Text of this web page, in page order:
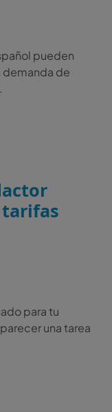
pueden
demanda de
para tu
una tarea